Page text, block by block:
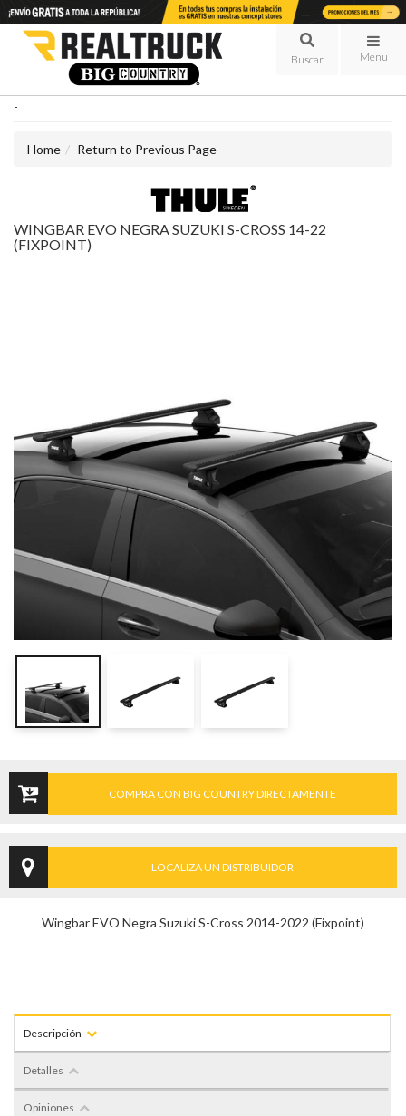
Menu
-
Home Return to Previous Page
WINGBAR EVO NEGRA SUZUKI S-CROSS 14-22
(FIXPOINT)
COMPRA CON BIG COUNTRY DIRECTAMENTE
LOCALIZA UN DISTRIBUIDOR
Wingbar EVO Negra Suzuki S-Cross 2014-2022 (Fixpoint)
Descripción
Detalles
Opiniones